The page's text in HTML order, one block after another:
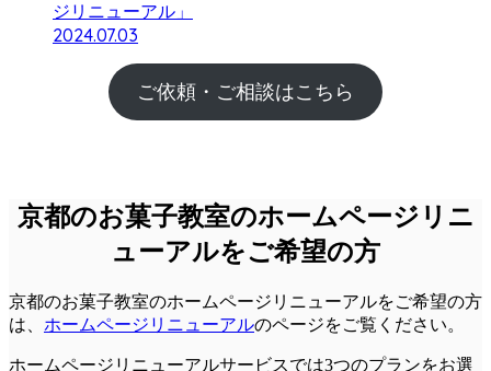
ジリニューアル」
2024.07.03
ご依頼・ご相談はこちら
京都のお菓子教室のホームページリニ
ューアルをご希望の方
京都のお菓子教室のホームページリニューアルをご希望の方
は、 ホームページリニューアルのページをご覧ください。
ホームページリニューアルサービスでは3つのプランをお選